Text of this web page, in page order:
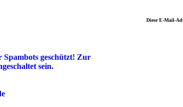
Spambots geschützt! Zur
sein.
Diese E-Mail-